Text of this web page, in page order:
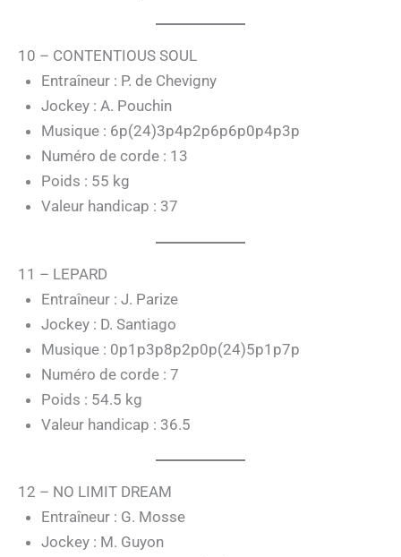
10 – CONTENTIOUS SOUL
Entraîneur : P. de Chevigny
Jockey : A. Pouchin
Musique : 6p(24)3p4p2p6p6p0p4p3p
Numéro de corde : 13
Poids : 55 kg
Valeur handicap : 37
11 – LEPARD
Entraîneur : J. Parize
Jockey : D. Santiago
Musique : 0p1p3p8p2p0p(24)5p1p7p
Numéro de corde : 7
Poids : 54.5 kg
Valeur handicap : 36.5
12 – NO LIMIT DREAM
Entraîneur : G. Mosse
Jockey : M. Guyon